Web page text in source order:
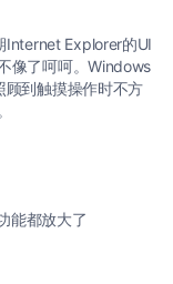
Internet Explorer的UI
像了呵呵。Windows
顾到触摸操作时不方
能都放大了